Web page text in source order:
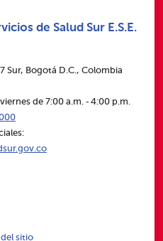
de Salud Sur E.S.E.
Sur, Bogotá D.C., Colombia
de 7:00 a.m. ‑ 4:00 p.m.
sitio